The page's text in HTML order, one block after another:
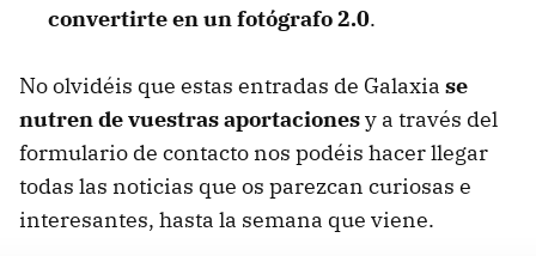
convertirte en un fotógrafo 2.0.
No olvidéis que estas entradas de Galaxia se
nutren de vuestras aportacionesy a través del
formulario de contacto nos podéis hacer llegar
todas las noticias que os parezcan curiosas e
interesantes, hasta la semana que viene.